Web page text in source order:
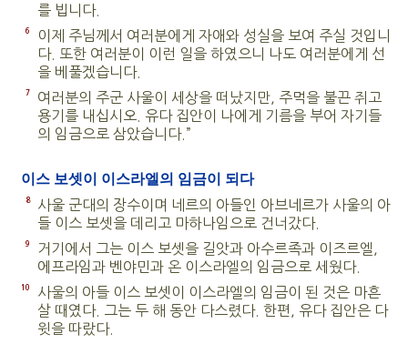
를 빕니다.
6
이제 주님께서 여러분에게 자애와 성실을 보여 주실 것입니
다. 또한 여러분이 이런 일을 하였으니 나도 여러분에게 선
을 베풀겠습니다.
7
여러분의 주군 사울이 세상을 떠났지만, 주먹을 불끈 쥐고
용기를 내십시오. 유다 집안이 나에게 기름을 부어 자기들
의 임금으로 삼았습니다.”
이스 보셋이 이스라엘의 임금이 되다
8
사울 군대의 장수이며 네르의 아들인 아브네르가 사울의 아
들 이스 보셋을 데리고 마하나임으로 건너갔다.
9
거기에서 그는 이스 보셋을 길앗과 아수르족과 이즈르엘,
에프라임과 벤야민과 온 이스라엘의 임금으로 세웠다.
10
사울의 아들 이스 보셋이 이스라엘의 임금이 된 것은 마흔
살 때였다. 그는 두 해 동안 다스렸다. 한편, 유다 집안은 다
윗을 따랐다.